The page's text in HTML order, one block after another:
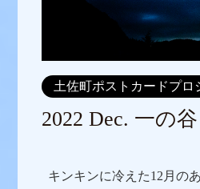
土佐町ポストカードプロ
2022 Dec. 一の谷
キンキンに冷えた12月の